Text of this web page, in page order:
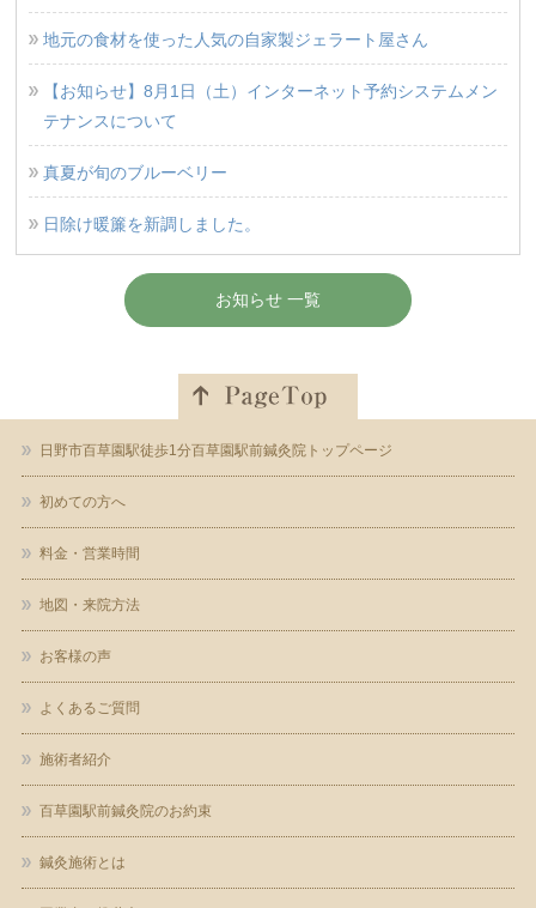
地元の食材を使った人気の自家製ジェラート屋さん
【お知らせ】8月1日（土）インターネット予約システムメン
テナンスについて
真夏が旬のブルーベリー
日除け暖簾を新調しました。
お知らせ 一覧
日野市百草園駅徒歩1分百草園駅前鍼灸院トップページ
初めての方へ
料金・営業時間
地図・来院方法
お客様の声
よくあるご質問
施術者紹介
百草園駅前鍼灸院のお約束
鍼灸施術とは